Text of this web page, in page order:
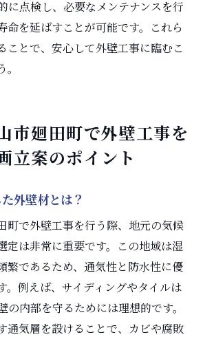
に点検し、必要なメンテナンスを行
命を延ばすことが可能です。これら
ことで、安心して外壁工事に臨むこ
市廻田町で外壁工事を
立案のポイント
外壁材とは？
町で外壁工事を行う際、地元の気候
定は非常に重要です。この地域は湿
繁であるため、通気性と防水性に優
。例えば、サイディングやタイルは
の内部を守るためには理想的です。
通気層を設けることで、カビや腐敗